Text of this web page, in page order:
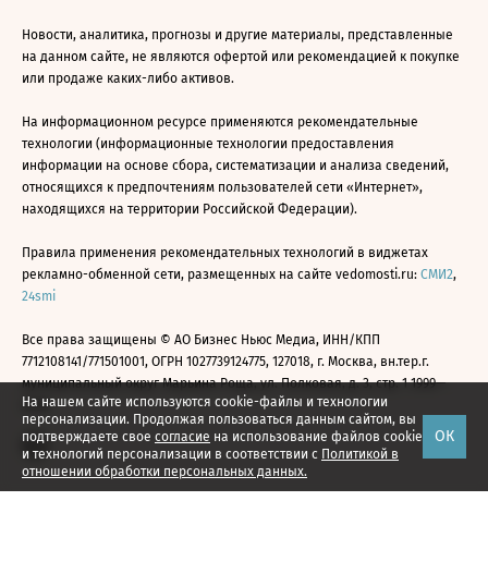
На нашем сайте используются cookie-файлы и технологии
персонализации. Продолжая пользоваться данным сайтом, вы
подтверждаете свое согласие на использование файлов cookie
и технологий персонализации в соответствии с Политикой в
отношении обработки персональных данных.
ОК
Новости, аналитика, прогнозы и другие материалы, представленные
на данном сайте, не являются офертой или рекомендацией к покупке
или продаже каких-либо активов.
На информационном ресурсе применяются рекомендательные
технологии (информационные технологии предоставления
информации на основе сбора, систематизации и анализа сведений,
относящихся к предпочтениям пользователей сети «Интернет»,
находящихся на территории Российской Федерации).
Правила применения рекомендательных технологий в виджетах
рекламно-обменной сети, размещенных на сайте vedomosti.ru: СМИ2,
24smi
Все права защищены © АО Бизнес Ньюс Медиа, ИНН/КПП
7712108141/771501001, ОГРН 1027739124775, 127018, г. Москва, вн.тер.г.
муниципальный округ Марьина Роща, ул. Полковая, д. 3, стр. 1 1999—
2026